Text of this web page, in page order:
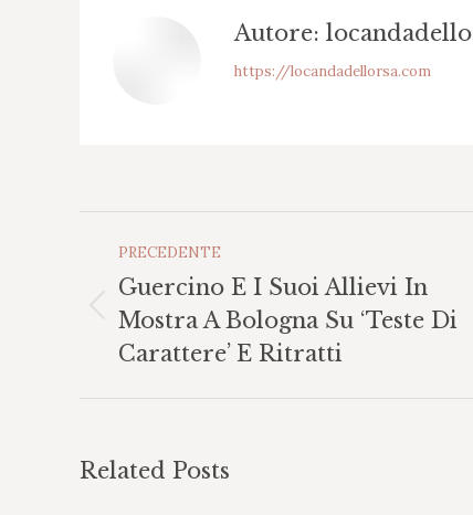
Autore:
https://locandadellorsa.com
Post
PRECEDENTE
Post
precedente:
Guercino E I Suoi Allievi In
Mostra A Bologna Su ‘teste Di
Carattere’ E Ritratti
Related Posts